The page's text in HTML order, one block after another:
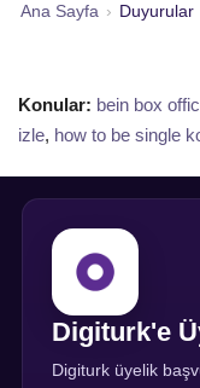
Ana Sayfa › Duyurular
Konular: bein box
izle, how to be single
Digiturk'e
Digiturk üyelik